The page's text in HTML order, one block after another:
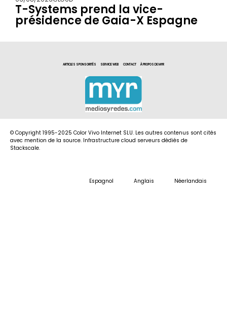
T-Systems prend la vice-
présidence de Gaia-X Espagne
ARTICLES SPONSORITÉS SERVICE WEB CONTACT À PROPOS DE MYR
© Copyright 1995-2025 Color Vivo Internet SLU. Les autres contenus sont cités
avec mention de la source. Infrastructure cloud serveurs dédiés de
Stackscale.
Espagnol Anglais Néerlandais